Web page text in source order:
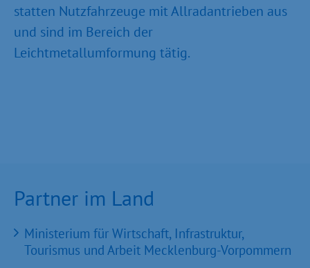
statten Nutzfahrzeuge mit Allradantrieben aus
und sind im Bereich der
Leichtmetallumformung tätig.
Partner im Land
Ministerium für Wirtschaft, Infrastruktur,
Tourismus und Arbeit Mecklenburg-Vorpommern